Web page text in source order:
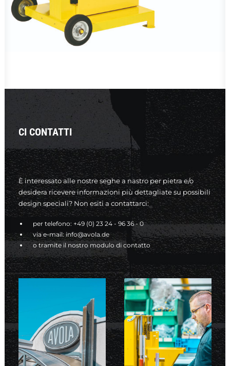
CI CONTATTI
È interessato alle nostre seghe a nastro per pietra e/o
desidera ricevere informazioni più dettagliate su possibili
design speciali? Non esiti a contattarci:
per telefono: +49 (0) 23 24 - 96 36 - 0
via e-mail:info@avola.de
o tramite il nostro modulo di contatto